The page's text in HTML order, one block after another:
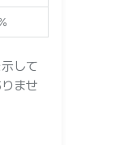
して
ませ